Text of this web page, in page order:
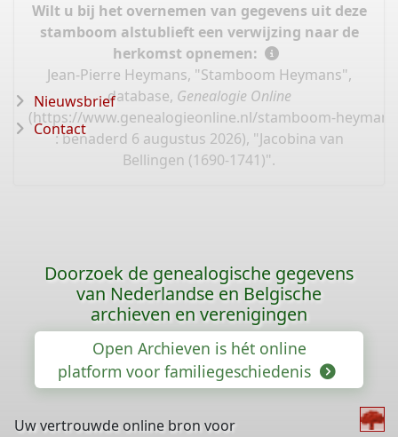
Wilt u bij het overnemen van gegevens uit deze
stamboom alstublieft een verwijzing naar de
herkomst opnemen:
Jean-Pierre Heymans, "Stamboom Heymans",
database, Genealogie Online
(https://www.genealogieonline.nl/stamboom-
: benaderd 6 augustus 2026), "Jacobina van
Bellingen (1690-1741)".
Nieuwsbrief
Contact
Doorzoek de genealogische gegevens
van Nederlandse en Belgische
archieven en verenigingen
Open Archieven is hét online
platform voor familiegeschiedenis
Uw vertrouwde online bron voor